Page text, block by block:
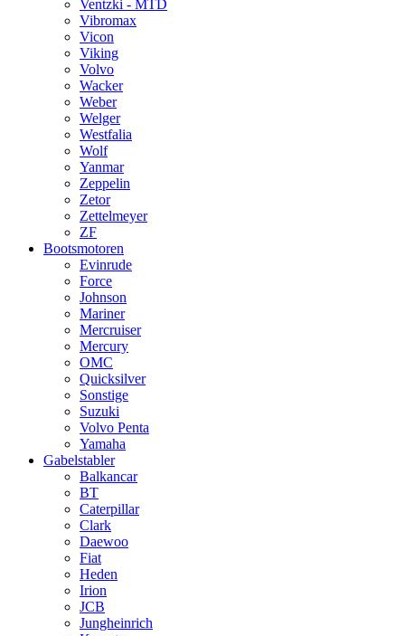
Ventzki - MTD
Vibromax
Vicon
Viking
Volvo
Wacker
Weber
Welger
Westfalia
Wolf
Yanmar
Zeppelin
Zetor
Zettelmeyer
ZF
Bootsmotoren
Evinrude
Force
Johnson
Mariner
Mercruiser
Mercury
OMC
Quicksilver
Sonstige
Suzuki
Volvo Penta
Yamaha
Gabelstabler
Balkancar
BT
Caterpillar
Clark
Daewoo
Fiat
Heden
Irion
JCB
Jungheinrich